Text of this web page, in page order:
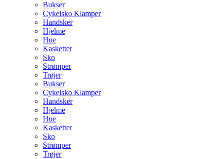
Bukser
Cykelsko Klamper
Handsker
Hjelme
Hue
Kasketter
Sko
Strømper
Trøjer
Bukser
Cykelsko Klamper
Handsker
Hjelme
Hue
Kasketter
Sko
Strømper
Trøjer